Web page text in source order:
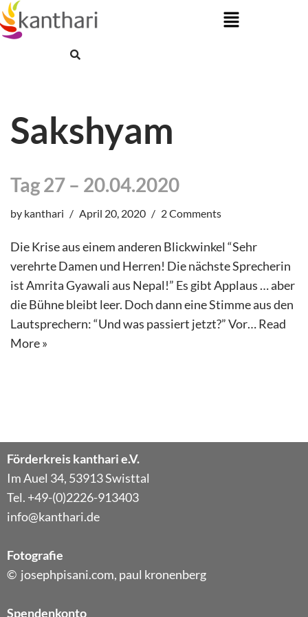
Skip
Sakshyam
Tag 27 – 20.04.2020
by kanthari April 20, 2020 2 Comments
Die Krise aus einem anderen Blickwinkel “Sehr
verehrte Damen und Herren! Die nächste Sprecherin
ist Amrita Gyawali aus Nepal!” Es gibt Applaus … aber
die Bühne bleibt leer. Doch dann eine Stimme aus den
Lautsprechern: “Und was passiert jetzt?” Vor…Read
More »
Förderkreis kanthari e.V.
Im Auel 34, 53913 Swisttal
Tel. +49-(0)2226-913403
info@kanthari.de
Fotografie
© josephpisani.com, paul kronenberg
Spendenkonto